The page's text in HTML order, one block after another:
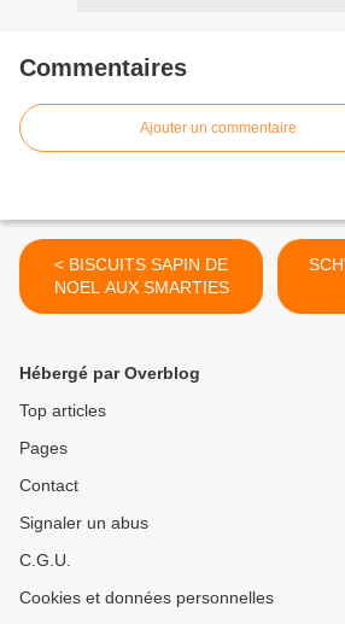
Commentaires
Ajouter un commentaire
< BISCUITS SAPIN DE
NOEL AUX SMARTIES
Hébergé par Overblog
Top articles
Pages
Contact
Signaler un abus
C.G.U.
Cookies et données personnelles